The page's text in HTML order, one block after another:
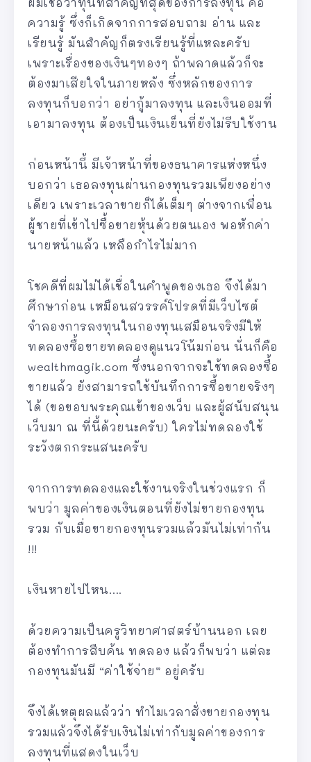
ความรู้ ซึ่งก็เกิดจากการสอบถาม อ่าน และ
เรียนรู้ มันสำคัญก็ตรงเรียนรู้ที่แหละครับ
เพราะเรื่องของเงินๆทองๆ ถ้าพลาดแล้วก็จะ
ต้องมาเสียใจในภายหลัง ซึ่งหลักของการ
ลงทุนก็บอกว่า อย่ากู้มาลงทุน และเงินออมที่
เอามาลงทุน ต้องเป็นเงินเย็นที่ยังไม่รีบใช้งาน
ก่อนหน้านี้ มีเจ้าหน้าที่ของธนาคารแห่งหนึ่ง
บอกว่า เธอลงทุนผ่านกองทุนรวมเพียงอย่าง
เดียว เพราะเวลาขายก็ได้เต็มๆ ต่างจากเพื่อน
ผู้ชายที่เข้าไปซื้อขายหุ้นด้วยตนเอง พอหักค่า
นายหน้าแล้ว เหลือกำไรไม่มาก
โชคดีที่ผมไม่ได้เชื่อในคำพูดของเธอ จึงได้มา
ศึกษาก่อน เหมือนสวรรค์โปรดที่มีเว็บไซต์
จำลองการลงทุนในกองทุนเสมือนจริงมีให้
ทดลองซื้อขายทดลองดูแนวโน้มก่อน นั่นก็คือ
wealthmagik.com ซึ่งนอกจากจะใช้ทดลองซื้อ
ขายแล้ว ยังสามารถใช้บันทึกการซื้อขายจริงๆ
ได้ (ขอขอบพระคุณเข้าของเว็บ และผู้สนับสนุน
เว็บมา ณ ที่นี้ด้วยนะครับ) ใครไม่ทดลองใช้
ระวังตกกระแสนะครับ
จากการทดลองและใช้งานจริงในช่วงแรก ก็
พบว่า มูลค่าของเงินตอนที่ยังไม่ขายกองทุน
รวม กับเมื่อขายกองทุนรวมแล้วมันไม่เท่ากัน
!!!
เงินหายไปไหน….
ด้วยความเป็นครูวิทยาศาสตร์บ้านนอก เลย
ต้องทำการสืบค้น ทดลอง แล้วก็พบว่า แต่ละ
กองทุนมันมี “ค่าใช้จ่าย” อยู่ครับ
จึงได้เหตุผลแล้วว่า ทำไมเวลาสั่งขายกองทุน
รวมแล้วจึงได้รับเงินไม่เท่ากับมูลค่าของการ
ลงทุนที่แสดงในเว็บ